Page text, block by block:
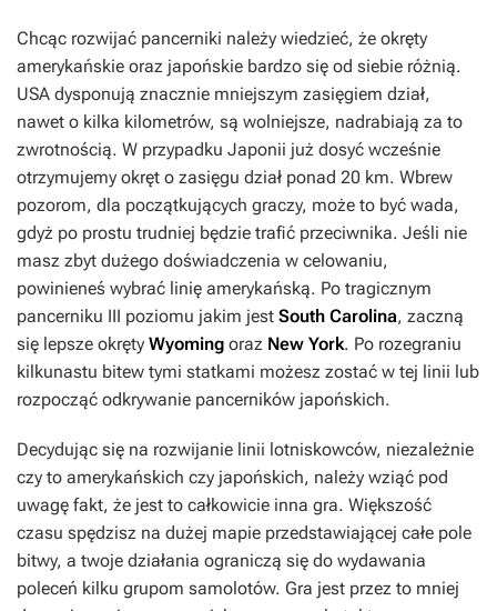
Chcąc rozwijać pancerniki należy wiedzieć, że okręty
amerykańskie oraz japońskie bardzo się od siebie różnią.
USA dysponują znacznie mniejszym zasięgiem dział,
nawet o kilka kilometrów, są wolniejsze, nadrabiają za to
zwrotnością. W przypadku Japonii już dosyć wcześnie
otrzymujemy okręt o zasięgu dział ponad 20 km. Wbrew
pozorom, dla początkujących graczy, może to być wada,
gdyż po prostu trudniej będzie trafić przeciwnika. Jeśli nie
masz zbyt dużego doświadczenia w celowaniu,
powinieneś wybrać linię amerykańską. Po tragicznym
pancerniku III poziomu jakim jest South Carolina, zaczną
się lepsze okręty Wyoming oraz New York. Po rozegraniu
kilkunastu bitew tymi statkami możesz zostać w tej linii lub
rozpocząć odkrywanie pancerników japońskich.
Decydując się na rozwijanie linii lotniskowców, niezależnie
czy to amerykańskich czy japońskich, należy wziąć pod
uwagę fakt, że jest to całkowicie inna gra. Większość
czasu spędzisz na dużej mapie przedstawiającej całe pole
bitwy, a twoje działania ograniczą się do wydawania
poleceń kilku grupom samolotów. Gra jest przez to mniej